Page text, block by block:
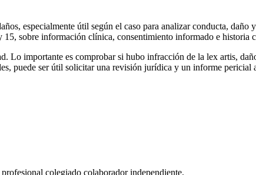
especialmente útil según el caso para analizar conducta, daño
15, sobre información clínica, consentimiento informado e
Lo importante es comprobar si hubo infracción de la lex artis,
puede ser útil solicitar una revisión jurídica y un informe pericial
colegiado colaborador independiente.